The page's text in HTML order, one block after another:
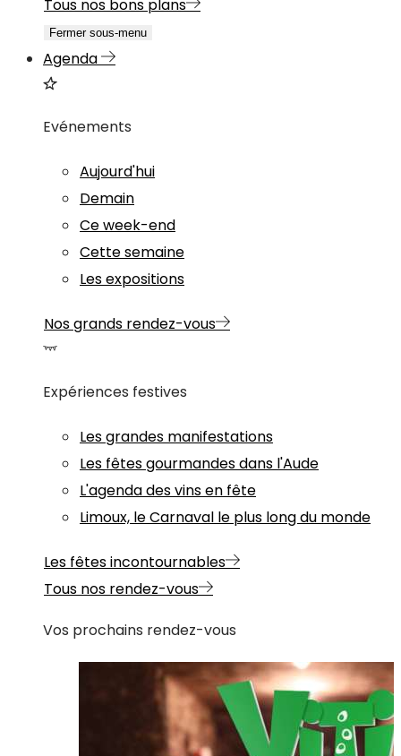
Tous nos bons plans
Fermer sous-menu
Agenda
Evénements
Aujourd'hui
Demain
Ce week-end
Cette semaine
Les expositions
Nos grands rendez-vous
Expériences festives
Les grandes manifestations
Les fêtes gourmandes dans l'Aude
L'agenda des vins en fête
Limoux, le Carnaval le plus long du monde
Les fêtes incontournables
Tous nos rendez-vous
Vos prochains rendez-vous